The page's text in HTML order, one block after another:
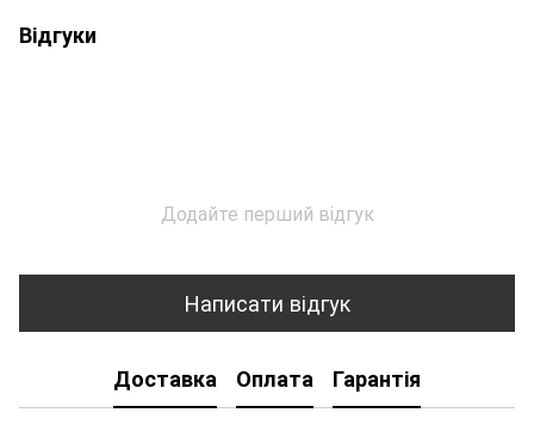
Відгуки
Додайте перший відгук
Написати відгук
Доставка Оплата Гарантія